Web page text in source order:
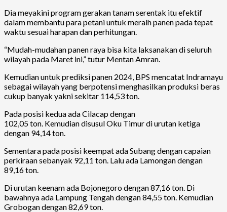
Dia meyakini program gerakan tanam serentak itu efektif
dalam membantu para petani untuk meraih panen pada tepat
waktu sesuai harapan dan perhitungan.
“Mudah-mudahan panen raya bisa kita laksanakan di seluruh
wilayah pada Maret ini,” tutur Mentan Amran.
Kemudian untuk prediksi panen 2024, BPS mencatat Indramayu
sebagai wilayah yang berpotensi menghasilkan produksi beras
cukup banyak yakni sekitar 114,53 ton.
Pada posisi kedua ada Cilacap dengan
102,05 ton. Kemudian disusul Oku Timur di urutan ketiga
dengan 94,14 ton.
Sementara pada posisi keempat ada Subang dengan capaian
perkiraan sebanyak 92,11 ton. Lalu ada Lamongan dengan
89,16 ton.
Di urutan keenam ada Bojonegoro dengan 87,16 ton. Di
bawahnya ada Lampung Tengah dengan 84,55 ton. Kemudian
Grobogan dengan 82,69 ton.